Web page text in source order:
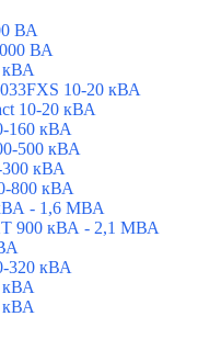
ВА
ВА
кВА
10-20 кВА
10-20 кВА
160 кВА
500 кВА
кВА
800 кВА
- 1,6 МВА
900 кВА - 2,1 МВА
320 кВА
кВА
кВА